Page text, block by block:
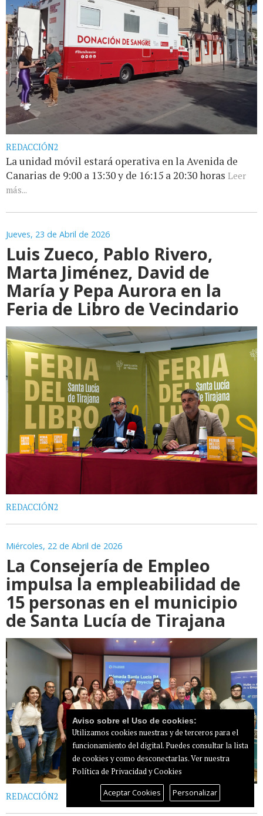
REDACCIÓN2
La unidad móvil estará operativa en la Avenida de
Canarias de 9:00 a 13:30 y de 16:15 a 20:30 horas Leer
más...
Jueves, 23 de Abril de 2026
Luis Zueco, Pablo Rivero,
Marta Jiménez, David de
María y Pepa Aurora en la
Feria de Libro de Vecindario
REDACCIÓN2
Miércoles, 22 de Abril de 2026
La Consejería de Empleo
impulsa la empleabilidad de
15 personas en el municipio
de Santa Lucía de Tirajana
REDACCIÓN2
Aviso sobre el Uso de cookies:
Utilizamos cookies nuestras y de terceros para el
funcionamiento del digital. Puedes consultar la lista
de cookies y como desconectarlas.Ver nuestra
Política de Privacidad y Cookies
Aceptar Cookies Personalizar